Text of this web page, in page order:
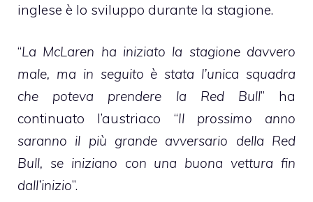
inglese è lo sviluppo durante la stagione.
“La McLaren ha iniziato la stagione davvero
male, ma in seguito è stata l’unica squadra
che poteva prendere la Red Bull” ha
continuato l’austriaco “Il prossimo anno
saranno il più grande avversario della Red
Bull, se iniziano con una buona vettura fin
dall’inizio”.